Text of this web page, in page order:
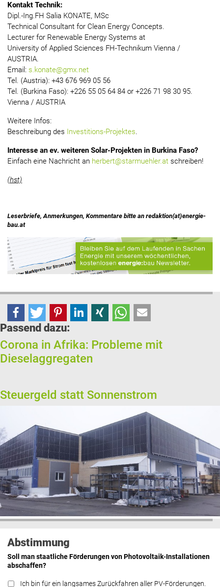
Kontakt Technik:
Dipl.-Ing.FH Salia KONATE, MSc
Technical Consultant for Clean Energy Concepts.
Lecturer for Renewable Energy Systems at
University of Applied Sciences FH-Technikum Vienna /
AUSTRIA.
Email: s.konate@gmx.net
Tel. (Austria): +43 676 969 05 56
Tel. (Burkina Faso): +226 55 05 64 84 or +226 71 98 30 95.
Vienna / AUSTRIA
Weitere Infos:
Beschreibung des Investitions-Projektes.
Interesse an ev. weiteren Solar-Projekten in Burkina Faso?
Einfach eine Nachricht an herbert@starmuehler.at schreiben!
(hst)
Leserbriefe, Anmerkungen, Kommentare bitte an redaktion(at)energie-
bau.at
Passend dazu:
Corona in Afrika: Probleme mit
Dieselaggregaten
Steuergeld statt Sonnenstrom
Abstimmung
Soll man staatliche Förderungen von Photovoltaik-Installationen
abschaffen?
Ich bin für ein langsames Zurückfahren aller PV-Förderungen.